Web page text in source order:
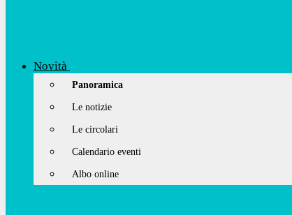
Novità
Panoramica
Le notizie
Le circolari
Calendario eventi
Albo online